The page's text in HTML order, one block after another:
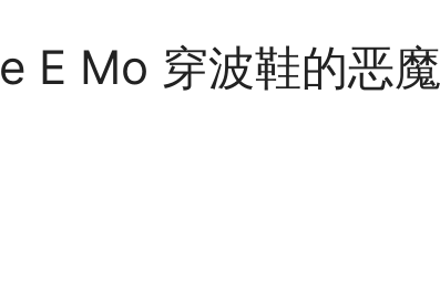
E Mo 穿波鞋的恶魔